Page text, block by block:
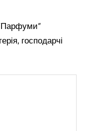
господарчі